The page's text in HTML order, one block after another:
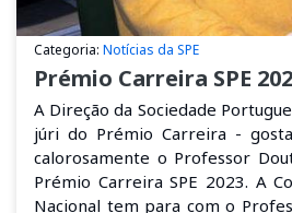
Categoria: Notícias da SPE
Prémio Carreira SPE
A Direção da Sociedade
júri do Prémio Carreira -
calorosamente o Professor
Prémio Carreira SPE 2023. A
Nacional tem para com o